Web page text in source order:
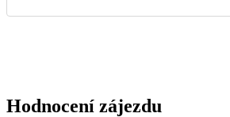
Hodnocení zájezdu